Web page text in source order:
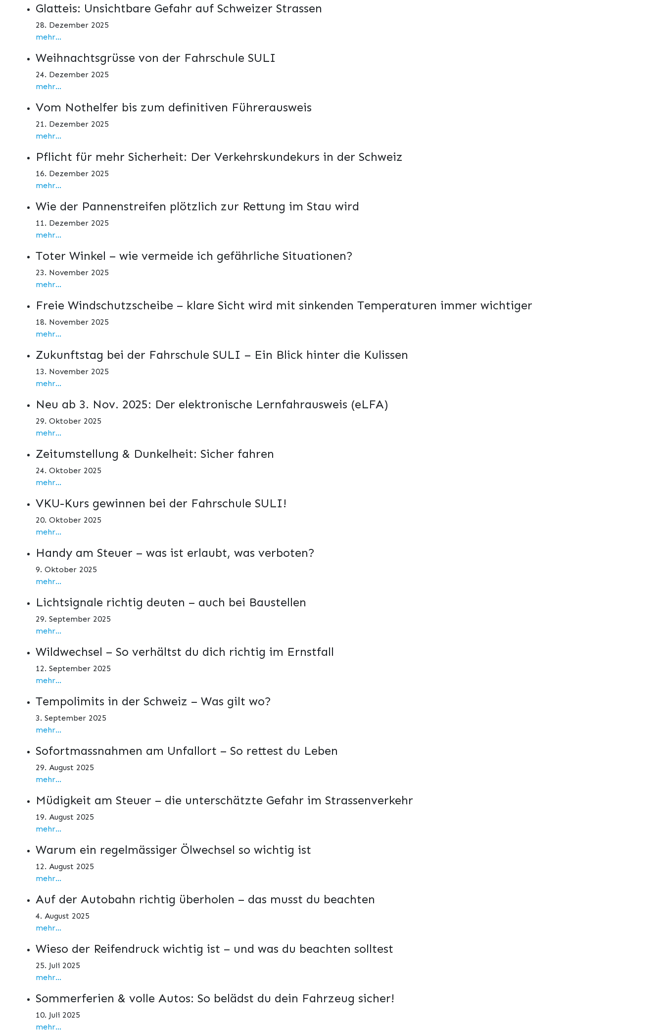
Glatteis: Unsichtbare Gefahr auf Schweizer Strassen
28. Dezember 2025
mehr...
Weihnachtsgrüsse von der Fahrschule SULI
24. Dezember 2025
mehr...
Vom Nothelfer bis zum definitiven Führerausweis
21. Dezember 2025
mehr...
Pflicht für mehr Sicherheit: Der Verkehrskundekurs in der Schweiz
16. Dezember 2025
mehr...
Wie der Pannenstreifen plötzlich zur Rettung im Stau wird
11. Dezember 2025
mehr...
Toter Winkel – wie vermeide ich gefährliche Situationen?
23. November 2025
mehr...
Freie Windschutzscheibe – klare Sicht wird mit sinkenden Temperaturen immer wichtiger
18. November 2025
mehr...
Zukunftstag bei der Fahrschule SULI – Ein Blick hinter die Kulissen
13. November 2025
mehr...
Neu ab 3. Nov. 2025: Der elektronische Lernfahrausweis (eLFA)
29. Oktober 2025
mehr...
Zeitumstellung & Dunkelheit: Sicher fahren
24. Oktober 2025
mehr...
VKU-Kurs gewinnen bei der Fahrschule SULI!
20. Oktober 2025
mehr...
Handy am Steuer – was ist erlaubt, was verboten?
9. Oktober 2025
mehr...
Lichtsignale richtig deuten – auch bei Baustellen
29. September 2025
mehr...
Wildwechsel – So verhältst du dich richtig im Ernstfall
12. September 2025
mehr...
Tempolimits in der Schweiz – Was gilt wo?
3. September 2025
mehr...
Sofortmassnahmen am Unfallort – So rettest du Leben
29. August 2025
mehr...
Müdigkeit am Steuer – die unterschätzte Gefahr im Strassenverkehr
19. August 2025
mehr...
Warum ein regelmässiger Ölwechsel so wichtig ist
12. August 2025
mehr...
Auf der Autobahn richtig überholen – das musst du beachten
4. August 2025
mehr...
Wieso der Reifendruck wichtig ist – und was du beachten solltest
25. Juli 2025
mehr...
Sommerferien & volle Autos: So belädst du dein Fahrzeug sicher!
10. Juli 2025
mehr...